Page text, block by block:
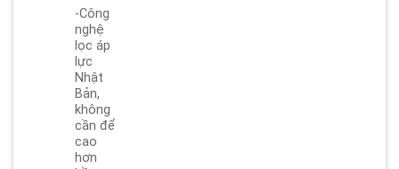
-Công
nghệ
lọc áp
lực
Nhật
Bản,
không
cần để
cao
hơn